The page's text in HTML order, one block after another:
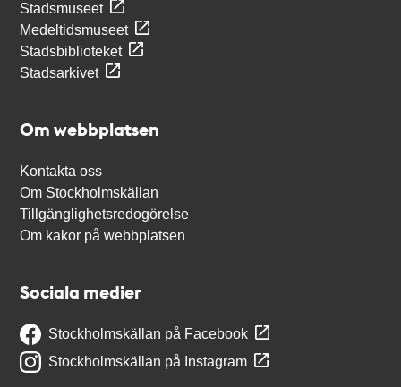
Stadsmuseet
Medeltidsmuseet
Stadsbiblioteket
Stadsarkivet
Om webbplatsen
Kontakta oss
Om Stockholmskällan
Tillgänglighetsredogörelse
Om kakor på webbplatsen
Sociala medier
Stockholmskällan på Facebook
Stockholmskällan på Instagram